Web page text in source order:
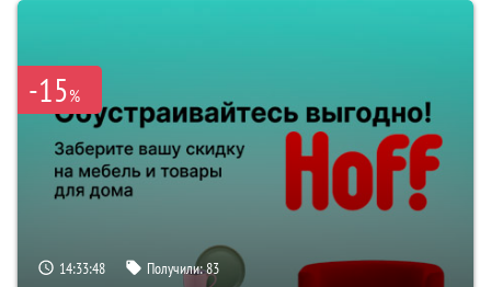
-15%
14:33:47 Получили:83